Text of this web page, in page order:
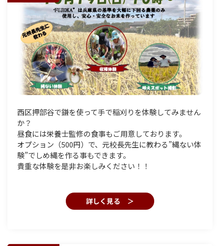
西区押部谷で鎌を使って手で稲刈りを体験してみません
か？
昼食には栄養士監修の食事もご用意しております。
オプション（500円）で、元校長先生に教わる”縄ない体
験”でしめ縄を作る事もできます。
貴重な体験を是非お楽しみください！！
詳しく見る ＞